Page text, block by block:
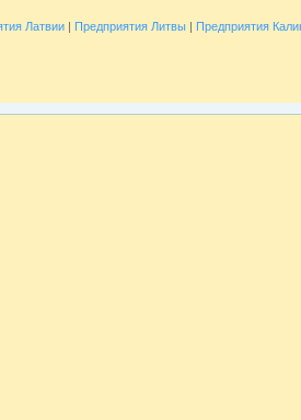
Латвии | Предприятия Литвы | Предприятия